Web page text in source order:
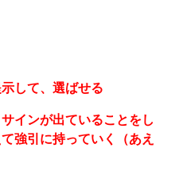
して、選ばせる
インが出ていることをし
強引に持っていく（あえ